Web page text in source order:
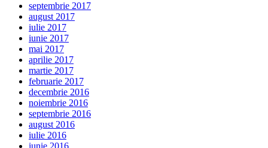
septembrie 2017
august 2017
iulie 2017
iunie 2017
mai 2017
aprilie 2017
martie 2017
februarie 2017
decembrie 2016
noiembrie 2016
septembrie 2016
august 2016
iulie 2016